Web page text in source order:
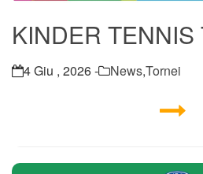
KINDER
4 Giu , 2026 - News,Tornei